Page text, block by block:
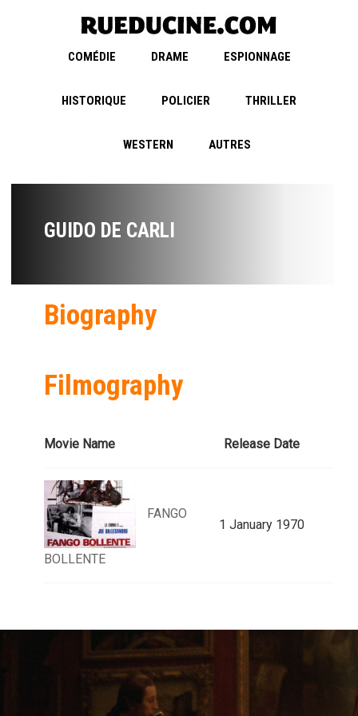
COMÉDIE DRAME ESPIONNAGE
HISTORIQUE POLICIER THRILLER
WESTERN AUTRES
GUIDO DE CARLI
Biography
Filmography
Movie Name Release Date
FANGO
BOLLENTE
1 January 1970